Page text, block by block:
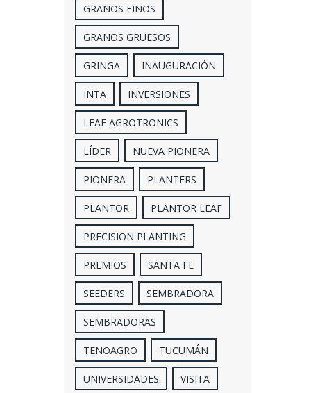
GRANOS FINOS
GRANOS GRUESOS
GRINGA INAUGURACIÓN
INTA INVERSIONES
LEAF AGROTRONICS
LÍDER NUEVA PIONERA
PIONERA PLANTERS
PLANTOR PLANTOR LEAF
PRECISION PLANTING
PREMIOS SANTA FE
SEEDERS SEMBRADORA
SEMBRADORAS
TENOAGRO TUCUMÁN
UNIVERSIDADES VISITA